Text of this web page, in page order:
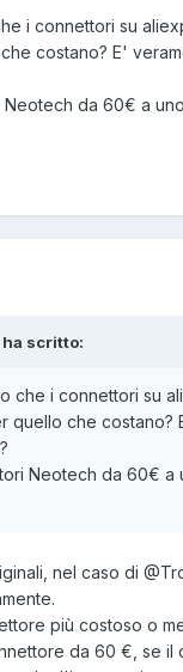
i connettori su
costano? E'
da 60€ a
ha scritto:
che i connettori su
quello che
Neotech da 60€
nel caso di
più costoso o
da 60 €, se